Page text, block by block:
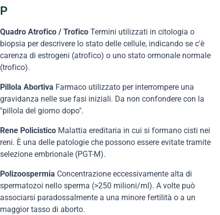
P
Quadro Atrofico / Trofico Termini utilizzati in citologia o
biopsia per descrivere lo stato delle cellule, indicando se c'è
carenza di estrogeni (atrofico) o uno stato ormonale normale
(trofico).
Pillola Abortiva Farmaco utilizzato per interrompere una
gravidanza nelle sue fasi iniziali. Da non confondere con la
"pillola del giorno dopo".
Rene Policistico Malattia ereditaria in cui si formano cisti nei
reni. È una delle patologie che possono essere evitate tramite
selezione embrionale (PGT-M).
Polizoospermia Concentrazione eccessivamente alta di
spermatozoi nello sperma (>250 milioni/ml). A volte può
associarsi paradossalmente a una minore fertilità o a un
maggior tasso di aborto.